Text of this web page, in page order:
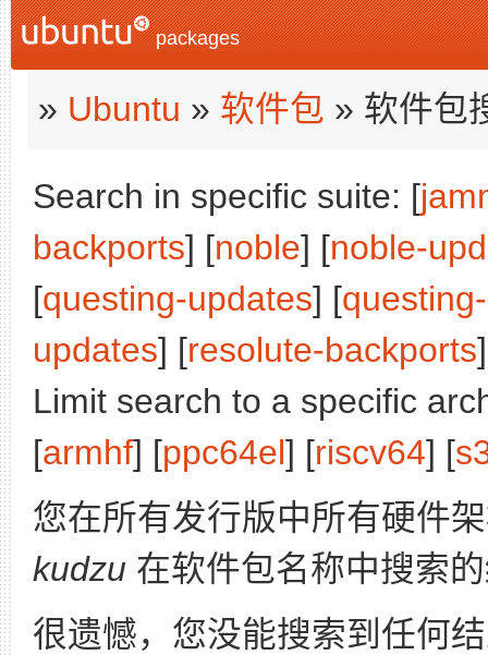
packages
» Ubuntu » 软件包 » 软件包
Search in specific suite: [
backports] [noble] [noble-
[questing-updates] [
updates] [resolute-backports
Limit search to a specific
[armhf] [ppc64el] [riscv64] [
您在所有发行版中所有硬件
kudzu 在软件包名称中搜索
很遗憾，您没能搜索到任何